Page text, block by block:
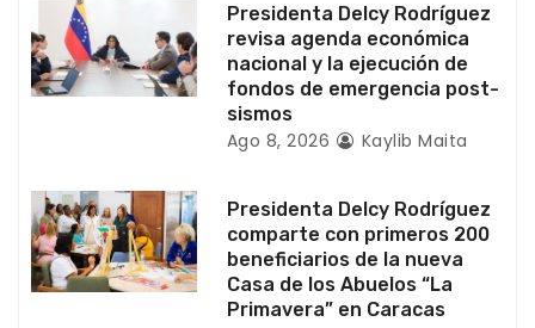
n
t
a
d
Presidenta Delcy Rodríguez
revisa agenda económica
nacional y la ejecución de
fondos de emergencia post-
sismos
Ago 8, 2026 Kaylib Maita
Presidenta Delcy Rodríguez
comparte con primeros 200
beneficiarios de la nueva
Casa de los Abuelos “La
Primavera” en Caracas